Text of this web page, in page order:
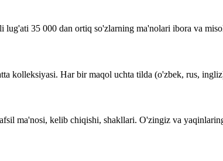
lug'ati 35 000 dan ortiq so'zlarning ma'nolari ibora va
kolleksiyasi. Har bir maqol uchta tilda (o'zbek, rus,
ma'nosi, kelib chiqishi, shakllari. O'zingiz va